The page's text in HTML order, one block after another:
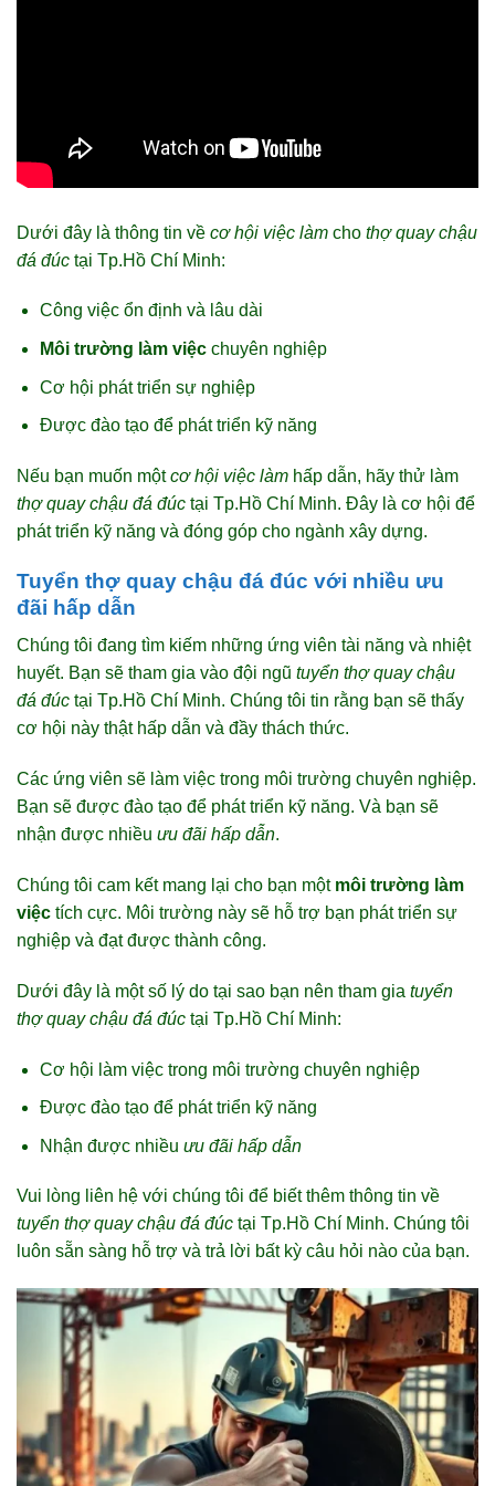
Dưới đây là thông tin về cơ hội việc làm cho thợ quay chậu
đá đúc tại Tp.Hồ Chí Minh:
Công việc ổn định và lâu dài
Môi trường làm việcchuyên nghiệp
Cơ hội phát triển sự nghiệp
Được đào tạo để phát triển kỹ năng
Nếu bạn muốn mộtcơ hội việc làm hấp dẫn, hãy thử làm
thợ quay chậu đá đúc tại Tp.Hồ Chí Minh. Đây là cơ hội để
phát triển kỹ năng và đóng góp cho ngành xây dựng.
Tuyển thợ quay chậu đá đúc với nhiều ưu
đãi hấp dẫn
Chúng tôi đang tìm kiếm những ứng viên tài năng và nhiệt
huyết. Bạn sẽ tham gia vào đội ngũ tuyển thợ quay chậu
đá đúc tại Tp.Hồ Chí Minh. Chúng tôi tin rằng bạn sẽ thấy
cơ hội này thật hấp dẫn và đầy thách thức.
Các ứng viên sẽ làm việc trong môi trường chuyên nghiệp.
Bạn sẽ được đào tạo để phát triển kỹ năng. Và bạn sẽ
nhận được nhiều ưu đãi hấp dẫn.
Chúng tôi cam kết mang lại cho bạn một môi trường làm
việc tích cực. Môi trường này sẽ hỗ trợ bạn phát triển sự
nghiệp và đạt được thành công.
Dưới đây là một số lý do tại sao bạn nên tham gia tuyển
thợ quay chậu đá đúc tại Tp.Hồ Chí Minh:
Cơ hội làm việc trong môi trường chuyên nghiệp
Được đào tạo để phát triển kỹ năng
Nhận được nhiều ưu đãi hấp dẫn
Vui lòng liên hệ với chúng tôi để biết thêm thông tin về
tuyển thợ quay chậu đá đúc tại Tp.Hồ Chí Minh. Chúng tôi
luôn sẵn sàng hỗ trợ và trả lời bất kỳ câu hỏi nào của bạn.